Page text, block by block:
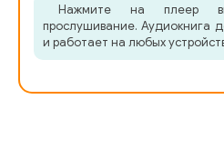
Нажмите на плеер
прослушивание. Аудиокнига
и работает на любых